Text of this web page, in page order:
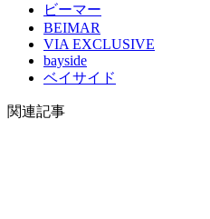
ビーマー
BEIMAR
VIA EXCLUSIVE
bayside
ベイサイド
関連記事